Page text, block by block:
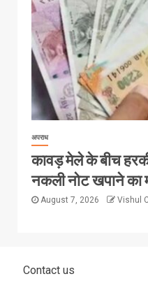
अपराध
कावड़ मेले के बीच
नकली नोट खपाने का
August 7, 2026 Vishul
Contact us